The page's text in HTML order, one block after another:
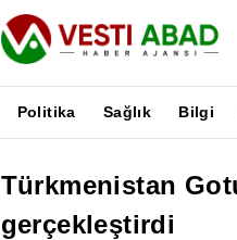
Politika Sağlık Bilgi
Türkmenistan
gerçekleştirdi